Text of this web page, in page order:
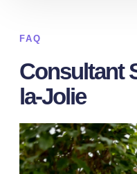
FAQ
Consultant
la-Jolie